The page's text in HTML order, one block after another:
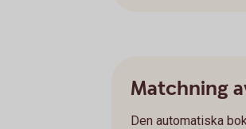
Matchning
Den automatiska